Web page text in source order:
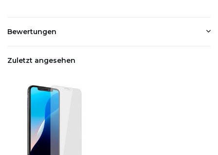
Bewertungen
Zuletzt angesehen